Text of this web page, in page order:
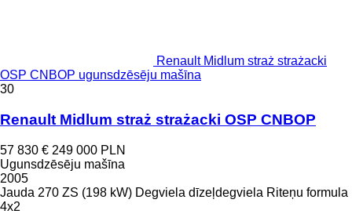
Renault Midlum straż strażacki
OSP CNBOP ugunsdzēsēju mašīna
30
Renault Midlum straż strażacki OSP CNBOP
57 830 € 249 000 PLN
Ugunsdzēsēju mašīna
2005
Jauda 270 ZS (198 kW) Degviela dīzeļdegviela Riteņu formula
4x2